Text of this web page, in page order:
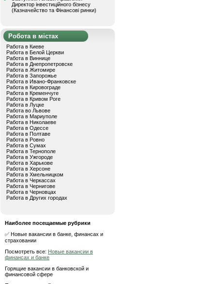
Директор інвестиційного бізнесу
(Казначейство та Фінансові ринки)
Робота в містах
Работа в Киеве
Работа в Белой Церкви
Работа в Виннице
Работа в Днепропетровске
Работа в Житомире
Работа в Запорожье
Работа в Ивано-Франковске
Работа в Кировограде
Работа в Кременчуге
Работа в Кривом Роге
Работа в Луцке
Работа во Львове
Работа в Мариуполе
Работа в Николаеве
Работа в Одессе
Работа в Полтаве
Работа в Ровно
Работа в Сумах
Работа в Тернополе
Работа в Ужгороде
Работа в Харькове
Работа в Херсоне
Работа в Хмельницком
Работа в Черкассах
Работа в Чернигове
Работа в Черновцах
Работа в Других городах
Наиболее посещаемые рубрики
✅ Новые вакансии в банке, финансах и
страховании
Посмотреть все: Новые вакансии в
финансах и банке
Горящие вакансии в банковской и
финансовой сфере